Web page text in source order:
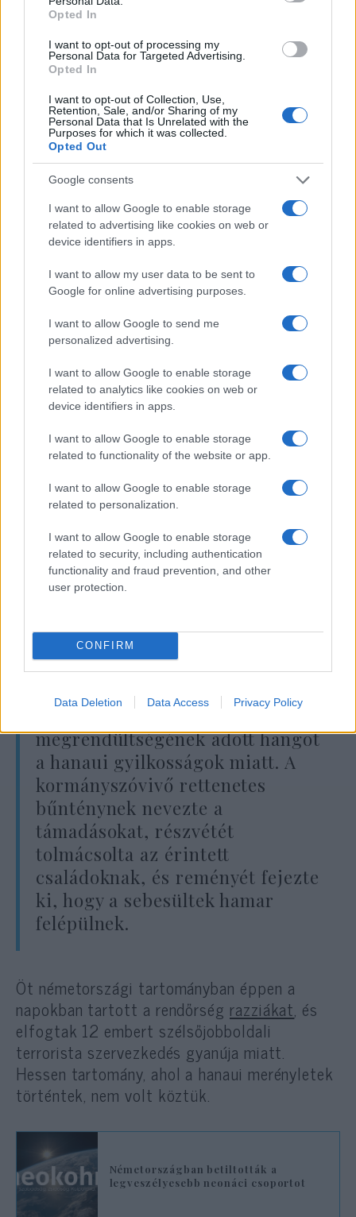
Opted In
I want to opt-out of processing my
Personal Data for Targeted Advertising.
Opted In
I want to opt-out of Collection, Use,
Retention, Sale, and/or Sharing of my
Personal Data that Is Unrelated with the
Purposes for which it was collected.
Opted Out
Google consents
I want to allow Google to enable storage
related to advertising like cookies on web or
device identifiers in apps.
I want to allow my user data to be sent to
Google for online advertising purposes.
I want to allow Google to send me
personalized advertising.
I want to allow Google to enable storage
related to analytics like cookies on web or
device identifiers in apps.
I want to allow Google to enable storage
related to functionality of the website or app.
I want to allow Google to enable storage
related to personalization.
I want to allow Google to enable storage
related to security, including authentication
functionality and fraud prevention, and other
user protection.
CONFIRM
Data Deletion Data Access Privacy Policy
elkövetőjeként azonosítja magát, és ismerteti
indítékait. A sajtójelentések szerint okfejtése
erőteljesen idegenellenes, szélsőjobboldali
felrakott a weboldalára idegengyűlölő,
összeesküvési elméleteket hirdető
tartalmakat.
A hatóságok egyelőre nem erősítették meg
az értesüléseket. Hanau mintegy 100 ezer
lakosú, Frankfurttól 20 kilométerre keletre
található város.
A Bildinformációjaszerint az első lövések
este 10 órakor dördültek el a Midnight nevű
bárban. Akkor csengetett be a tettes és
A másik tetthely, az Arena Bar & Café
egészen közel volt a Midnight-hoz.
A szövetségi kormány mély
megrendültségének adott hangot
a hanaui gyilkosságok miatt. A
kormányszóvivő rettenetes
bűnténynek nevezte a
támadásokat, részvétét
tolmácsolta az érintett
családoknak, és reményét fejezte
ki, hogy a sebesültek hamar
felépülnek.
Öt németországi tartományban éppen a
napokban tartott a rendőrség razziákat, és
elfogtak 12 embert szélsőjobboldali
terrorista szervezkedés gyanúja miatt.
Hessen tartomány, ahol a hanaui merényletek
történtek, nem volt köztük.
Németországban betiltották a
legveszélyesebb neonáci csoportot